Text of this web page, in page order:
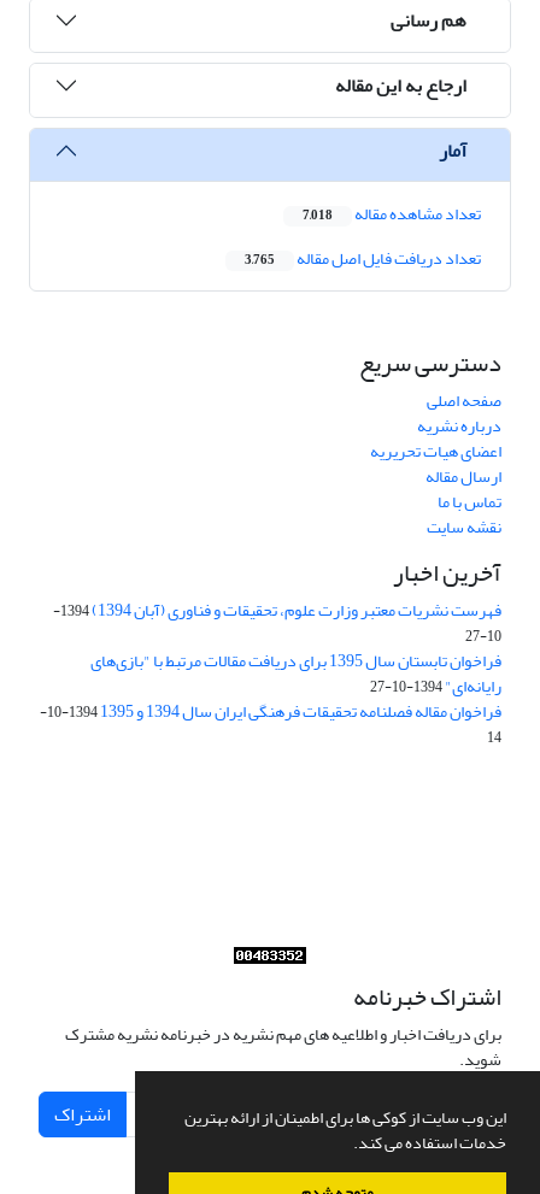
این وب سایت از کوکی ها برای اطمینان از ارائه بهترین
خدمات استفاده می کند.
هم رسانی
ارجاع به این مقاله
آمار
تعداد مشاهده مقاله 7,018
تعداد دریافت فایل اصل مقاله 3,765
دسترسی سریع
صفحه اصلی
درباره نشریه
اعضای هیات تحریریه
ارسال مقاله
تماس با ما
نقشه سایت
آخرین اخبار
فهرست نشریات معتبر وزارت علوم، تحقیقات و فناوری (آبان 1394)
1394-
10-27
فراخوان تابستان سال 1395 برای دریافت مقالات مرتبط با "بازی‌های
رایانه‌ای"1394-10-27
فراخوان مقاله فصلنامه تحقیقات فرهنگی ایران سال 1394 و 1395
1394-10-
14
اشتراک خبرنامه
برای دریافت اخبار و اطلاعیه های مهم نشریه در خبرنامه نشریه مشترک
شوید.
اشتراک